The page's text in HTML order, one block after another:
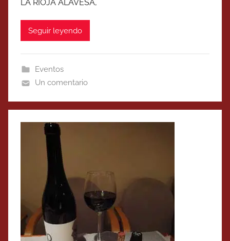
LA RIOJA ALAVESA,
Seguir leyendo
Eventos
Un comentario